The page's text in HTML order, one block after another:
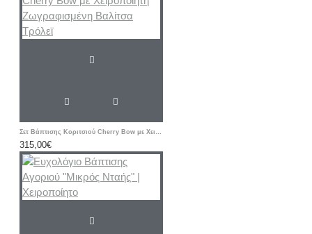
Σετ Βάπτισης Κοριτσιού Cherry Bow με Χειροποίητη Ζωγραφισμένη Βαλίτσα Τρόλεϊ
315,00€